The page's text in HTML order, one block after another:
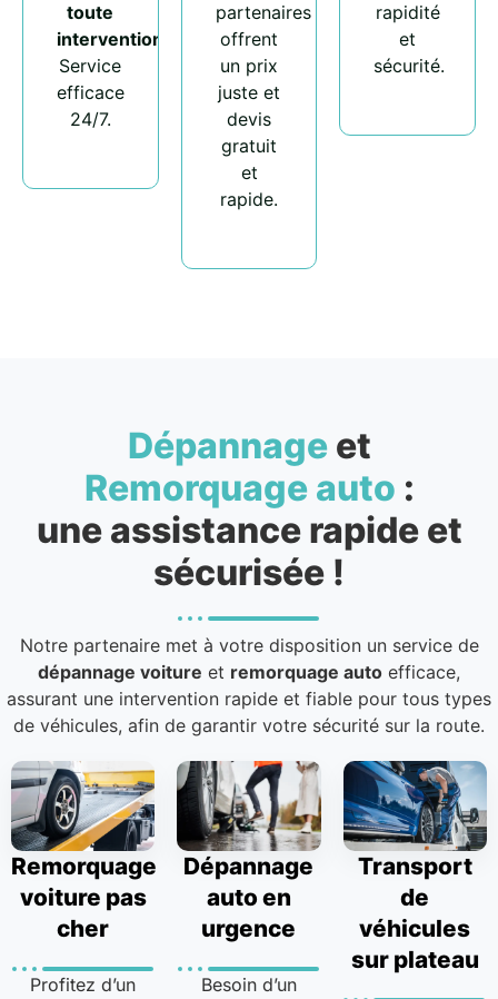
toute
intervention
Service
efficace
24/7.
partenaires
offrent
un prix
juste et
devis
gratuit
et
rapide.
rapidité
et
sécurité.
Dépannageet
Remorquage auto :
une assistance rapide et
sécurisée !
Notre partenaire met à votre disposition un service de
dépannage voiture et remorquage auto efficace,
assurant une intervention rapide et fiable pour tous types
de véhicules, afin de garantir votre sécurité sur la route.
Remorquage
voiture pas
cher
Profitez d’un
Dépannage
auto en
urgence
Besoin d’un
Transport
de
véhicules
sur plateau